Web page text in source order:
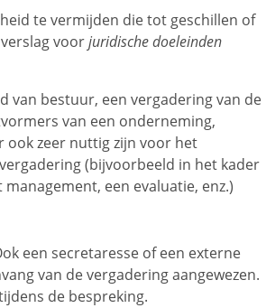
te vermijden die tot geschillen of
voorjuridische doeleinden
van bestuur, een vergadering van de
van een onderneming,
zeer nuttig zijn voor het
(bijvoorbeeld in het kader
een evaluatie, enz.)
een secretaresse of een externe
van de vergadering aangewezen.
de bespreking.